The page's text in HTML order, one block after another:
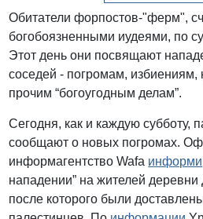
Обитатели форпостов-"ферм",
богобоязненными иудеями, по
Этот день они посвящают
соседей - погромам,
прочим “богоугодным делам”.
Сегодня, как и каждую субботу,
сообщают о новых погромах.
информагентство Wafa
нападении” на жителей
после которого были